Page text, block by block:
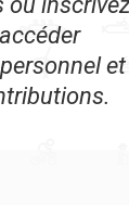
accéder